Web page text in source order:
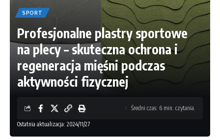
SPORT
Profesjonalne plastry sportowe
na plecy – skuteczna ochrona i
regeneracja mięśni podczas
aktywności fizycznej
Ostatnia aktualizacja: 2024/11/27
Średni czas: 6 min. czytania.